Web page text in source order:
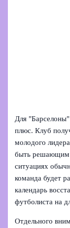
Для
плюс. Клуб
молодого
быть решающим
ситуациях
команда будет
календарь
футболиста на
Отдельного